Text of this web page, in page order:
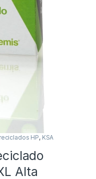
HP, KSA
Alta